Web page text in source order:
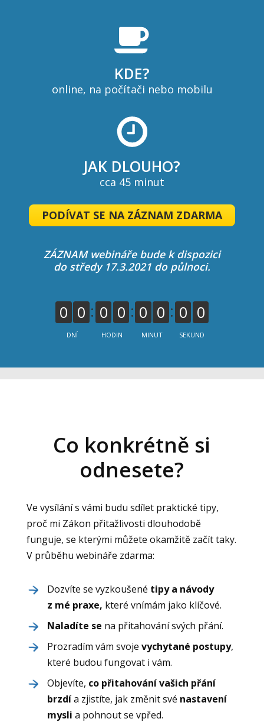
KDE?
online, na počítači nebo mobilu
JAK DLOUHO?
cca 45 minut
PODÍVAT SE NA ZÁZNAM ZDARMA
ZÁZNAM webináře bude k dispozici
do středy 17.3.2021 do půlnoci.
0 0
DNÍ
0 0
HODIN
0 0
MINUT
0 0
SEKUND
Co konkrétně si
odnesete?
Ve vysílání s vámi budu sdílet praktické tipy,
proč mi Zákon přitažlivosti dlouhodobě
funguje, se kterými můžete okamžitě začít taky.
V průběhu webináře zdarma:
Dozvíte se vyzkoušené tipy a návody
z mé praxe, které vnímám jako klíčové.
Naladíte se na přitahování svých přání.
Prozradím vám svoje vychytané postupy,
které budou fungovat i vám.
Objevíte, co přitahování vašich přání
brzdía zjistíte, jak změnit své nastavení
mysli a pohnout se vpřed.